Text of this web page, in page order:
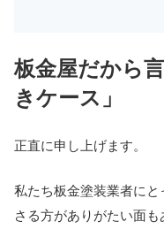
板金屋だから
きケース」
正直に申し上げます。
私たち板金塗装業者に
さる方がありがたい面